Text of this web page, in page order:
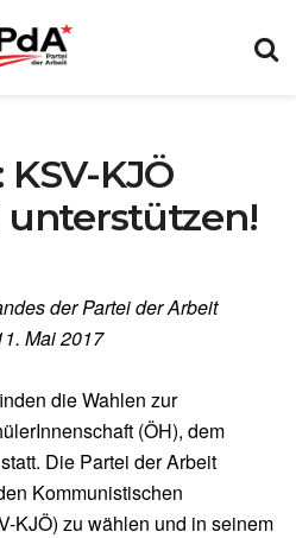
KJÖ
der Partei der Arbeit
Mai 2017
die Wahlen zur
(ÖH), dem
Die Partei der Arbeit
Kommunistischen
KJÖ) zu wählen und in seinem